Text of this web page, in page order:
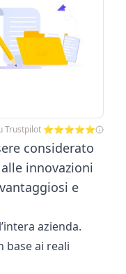
Trustpilot ⭐⭐⭐⭐⭐
considerato
innovazioni
e
azienda.
base ai reali